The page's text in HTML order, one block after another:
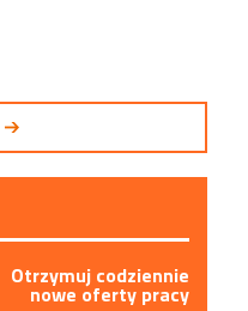
Otrzymuj codziennie
nowe oferty pracy